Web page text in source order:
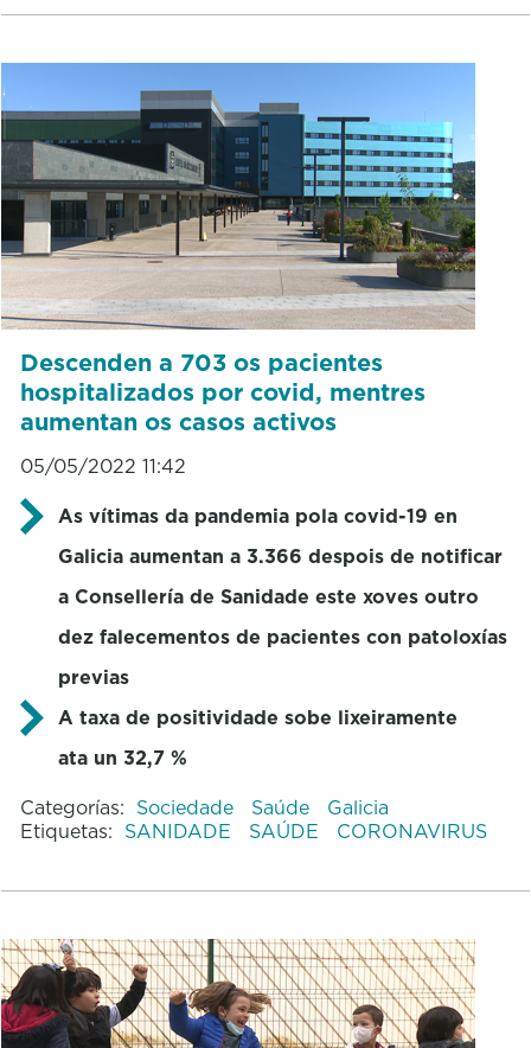
Descenden a 703 os pacientes
hospitalizados por covid, mentres
aumentan os casos activos
05/05/2022 11:42
As vítimas da pandemia pola covid-19 en
Galicia aumentan a 3.366 despois de notificar
a Consellería de Sanidade este xoves outro
dez falecementos de pacientes con patoloxías
previas
A taxa de positividade sobe lixeiramente
ata un 32,7 %
Categorías: Sociedade Saúde
Galicia
Etiquetas: SANIDADE SAÚDE CORONAVIRUS